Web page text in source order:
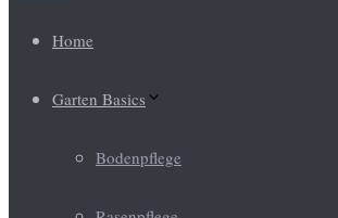
Home
Garten Basics
Bodenpflege